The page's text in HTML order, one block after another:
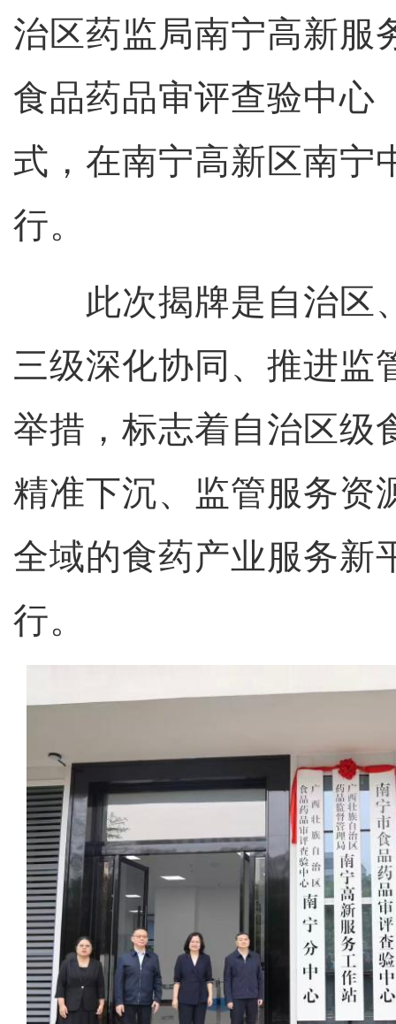
治区药监局南宁高新服
食品药品审评查验中心
式，在南宁高新区南宁
行。
此次揭牌是自治区
三级深化协同、推进监
举措，标志着自治区级
精准下沉、监管服务资
全域的食药产业服务新
行。